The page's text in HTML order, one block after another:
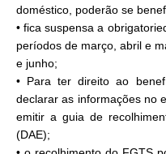
doméstico, poderão se
• fica suspensa a
períodos de março, abril e
e junho;
• Para ter direito ao
declarar as informações no
emitir a guia de
(DAE);